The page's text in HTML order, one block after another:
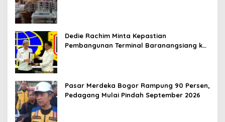
Dedie Rachim Minta Kepastian
Pembangunan Terminal Baranangsiang ke
Pasar Merdeka Bogor Rampung 90 Persen,
Pedagang Mulai Pindah September 2026